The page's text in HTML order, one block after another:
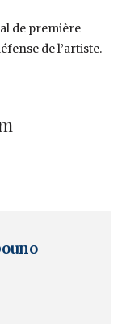
de première
de l’artiste.